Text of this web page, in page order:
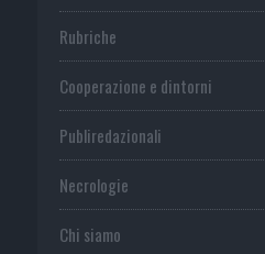
Rubriche
Cooperazione e dintorni
Publiredazionali
Necrologie
Chi siamo